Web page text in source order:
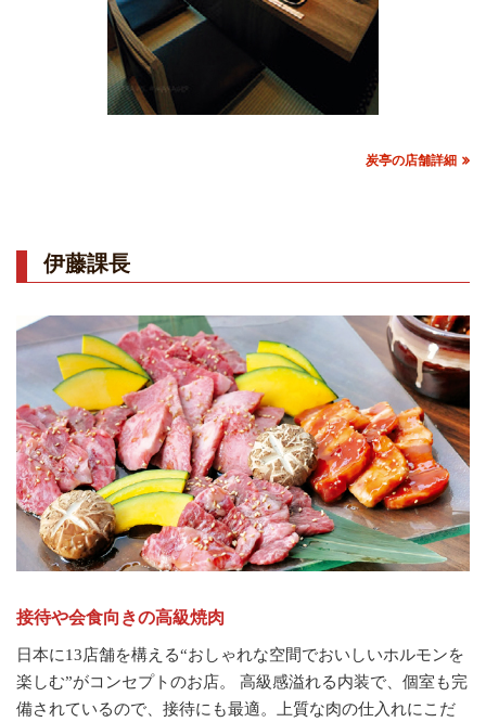
炭亭の店舗詳細
伊藤課長
接待や会食向きの高級焼肉
日本に13店舗を構える“おしゃれな空間でおいしいホルモンを
楽しむ”がコンセプトのお店。 高級感溢れる内装で、個室も完
備されているので、接待にも最適。上質な肉の仕入れにこだ